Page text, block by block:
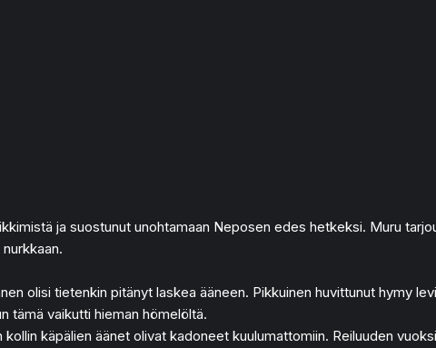
ja suostunut unohtamaan Neposen edes hetkeksi. Muru
olisi tietenkin pitänyt laskea ääneen. Pikkuinen huvittunut hymy
tämä vaikutti hieman hömelöltä.
käpälien äänet olivat kadoneet kuulumattomiin. Reiluuden